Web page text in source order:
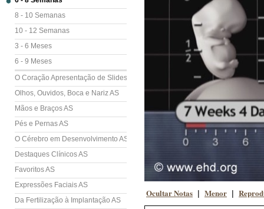
8 - 10 Semanas
10 - 12 Semanas
3 - 6 Meses
6 - 9 Meses
O Coração Apresentação de Slides (AS)
Olhos, Ouvidos, Boca e Nariz AS
Mãos e Braços AS
Pés e Pernas AS
O Cérebro em Desenvolvimento AS
Destaques Clínicos AS
Favoritos AS
Expressões Faciais AS
Da Fertilização à Implantação AS
Ocultar Notas | Menor |